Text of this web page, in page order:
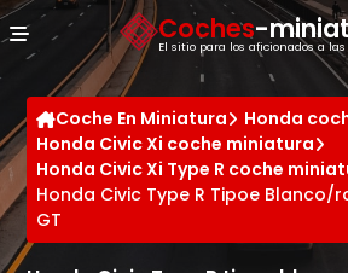
Coches-
El sitio para los aficionados a
Coche En Miniatura
Honda
Honda Civic Xi coche miniatura
Honda Civic Xi Type R coche
Honda Civic Type R Tipoe Blanco/
GT
Panel de gestión de cookies